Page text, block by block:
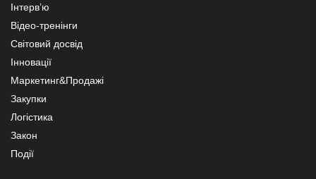
Інтерв’ю
Відео-тренінги
Світовий досвід
Інновації
Маркетинг&Продажі
Закупки
Логістика
Закон
Події